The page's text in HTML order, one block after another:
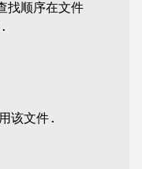
顺序在文件
该文件.